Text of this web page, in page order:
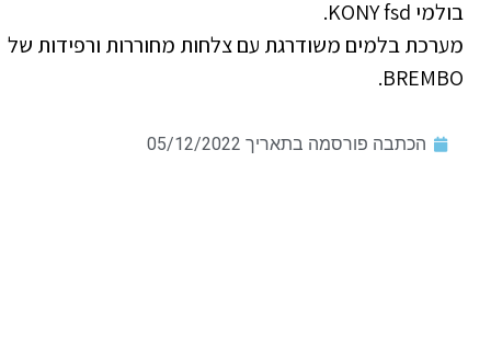
בולמי KONY fsd.
מערכת בלמים משודרגת עם צלחות מחוררות ורפידות של
BREMBO.
הכתבה פורסמה בתאריך 05/12/2022